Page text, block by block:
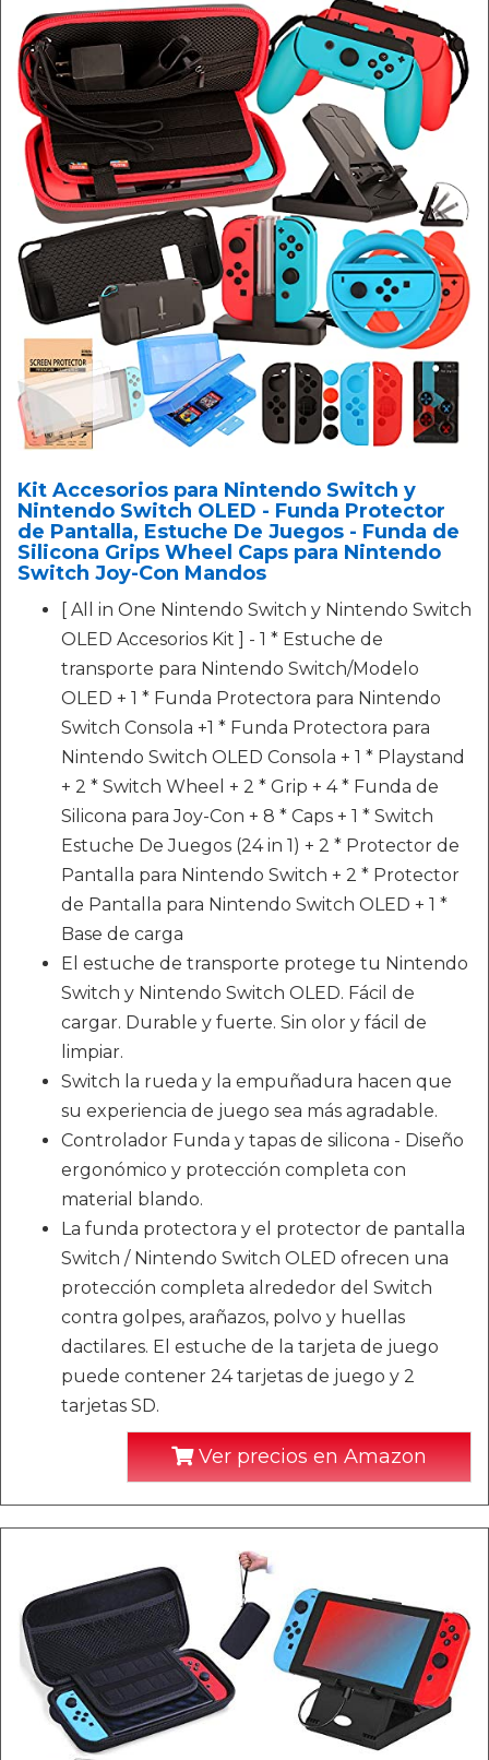
Kit Accesorios para Nintendo Switch y
Nintendo Switch OLED - Funda Protector
de Pantalla, Estuche De Juegos - Funda de
Silicona Grips Wheel Caps para Nintendo
Switch Joy-Con Mandos
[ All in One Nintendo Switch y Nintendo Switch
OLED Accesorios Kit ] - 1 * Estuche de
transporte para Nintendo Switch/Modelo
OLED + 1 * Funda Protectora para Nintendo
Switch Consola +1 * Funda Protectora para
Nintendo Switch OLED Consola + 1 * Playstand
+ 2 * Switch Wheel + 2 * Grip + 4 * Funda de
Silicona para Joy-Con + 8 * Caps + 1 * Switch
Estuche De Juegos (24 in 1) + 2 * Protector de
Pantalla para Nintendo Switch + 2 * Protector
de Pantalla para Nintendo Switch OLED + 1 *
Base de carga
El estuche de transporte protege tu Nintendo
Switch y Nintendo Switch OLED. Fácil de
cargar. Durable y fuerte. Sin olor y fácil de
limpiar.
Switch la rueda y la empuñadura hacen que
su experiencia de juego sea más agradable.
Controlador Funda y tapas de silicona - Diseño
ergonómico y protección completa con
material blando.
La funda protectora y el protector de pantalla
Switch / Nintendo Switch OLED ofrecen una
protección completa alrededor del Switch
contra golpes, arañazos, polvo y huellas
dactilares. El estuche de la tarjeta de juego
puede contener 24 tarjetas de juego y 2
tarjetas SD.
Ver precios en Amazon